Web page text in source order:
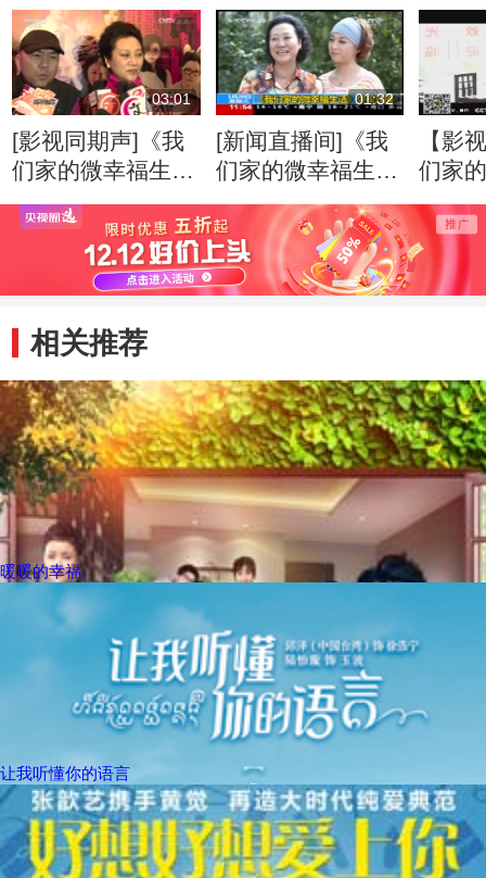
03:01
[影视同期声]《我
们家的微幸福生
活》八套将播 一
众主演力荐新剧
01:32
[新闻直播间]《我
们家的微幸福生
活》央视开播
【影
们家
活》1
陶红
相关推荐
暖暖的幸福
让我听懂你的语言